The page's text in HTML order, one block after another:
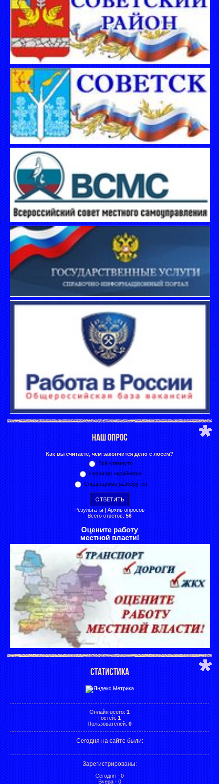
НАШ ОПРОС
Как вы считаете, чем закончится дело с лосем?
Всё «замнут»
Назначат «крайнего»
Справедливо разберутся
Результаты | Архив опросов
Всего ответов: 56
Оцените работу
местной власти!
СТАТИСТИКА
Онлайн всего: 1
Гостей: 1
Пользователей: 0
Сегодня на сайте были:
Зарегистрированы:
Сегодня - 0
Вчера - 0